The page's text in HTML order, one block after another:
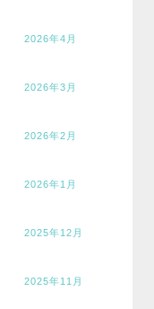
2026年4月
2026年3月
2026年2月
2026年1月
2025年12月
2025年11月